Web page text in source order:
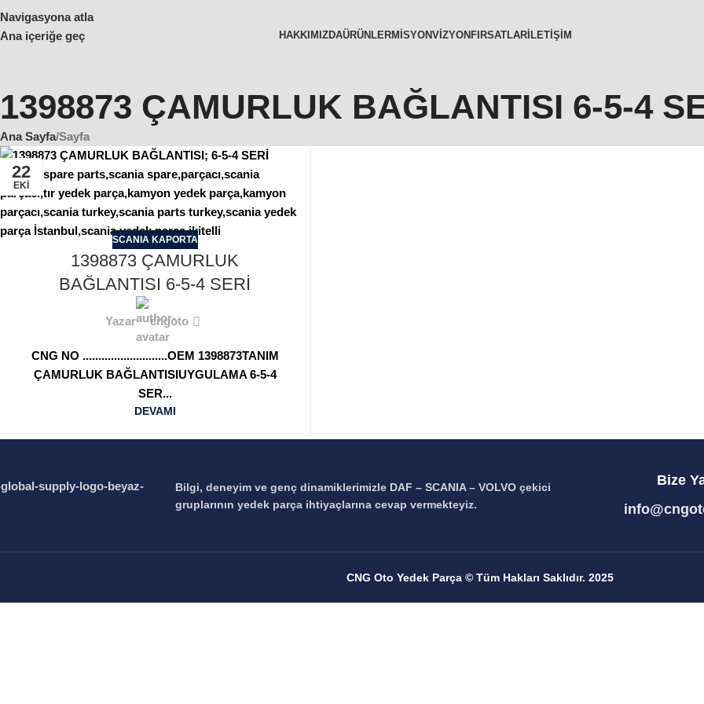
Navigasyona atla
Ana içeriğe geç
HAKKIMIZDAÜRÜNLERMISYONVIZYON FIRSATLAR İLETIŞIM
1398873 ÇAMURLUK BAĞLANTISI 6-5-4
Ana Sayfa Sayfa
22
EKI
SCANIA KAPORTA
1398873 ÇAMURLUK
BAĞLANTISI 6-5-4 SERİ
Yazar cngoto
CNG NO ...........................OEM 1398873TANIM
ÇAMURLUK BAĞLANTISIUYGULAMA 6-5-4
SER...
DEVAMI
Bilgi, deneyim ve genç dinamiklerimizle DAF – SCANIA – VOLVO çekici
gruplarının yedek parça ihtiyaçlarına cevap vermekteyiz.
Bize
CNG Oto Yedek Parça © Tüm Hakları Saklıdır. 2025